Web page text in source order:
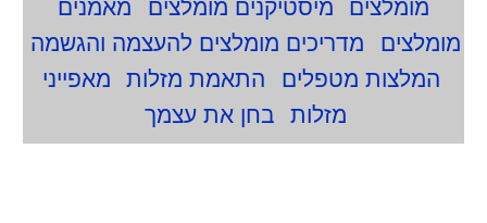
מומלצים
מיסטיקנים מומלצים
מאמנים
מומלצים
מדריכים מומלצים להעצמה והגשמה
המלצות מטפלים
התאמת מזלות
מאפייני
מזלות
בחן את עצמך